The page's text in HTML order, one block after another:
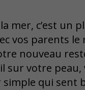
mer, c’est un
vos parents
nouveau
sur votre
qui sent